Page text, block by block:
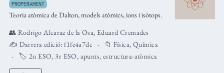
PROPERAMENT
Teoria atòmica de Dalton, models atòmics, ions i isòtops.
👥 Rodrigo Alcaraz de la Osa, Eduard Cremades
✍️ Darrera edició:f1fe4a7dc 📁 Física,Química
🏷️ 2n ESO, 3r ESO, apunts,estructura-atòmica